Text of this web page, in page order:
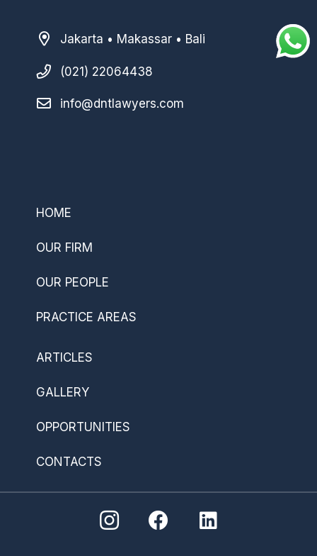
Jakarta • Makassar • Bali
(021) 22064438
info@dntlawyers.com
HOME
OUR FIRM
OUR PEOPLE
PRACTICE AREAS
ARTICLES
GALLERY
OPPORTUNITIES
CONTACTS